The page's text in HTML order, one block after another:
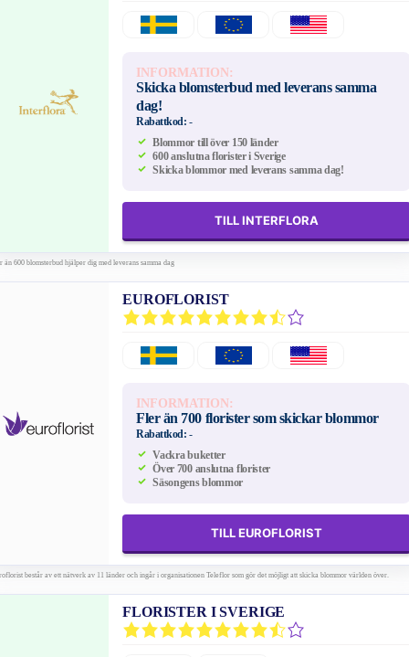
INFORMATION:
Skicka blomsterbud med leverans samma
dag!
Rabattkod: -
Blommor till över 150 länder
600 anslutna florister i Sverige
Skicka blommor med leverans samma dag!
TILL INTERFLORA
än 600 blomsterbud hjälper dig med leverans samma dag
EUROFLORIST
INFORMATION:
Fler än 700 florister som skickar blommor
Rabattkod: -
Vackra buketter
Över 700 anslutna florister
Säsongens blommor
TILL EUROFLORIST
består av ett nätverk av 11 länder och ingår i organisationen Teleflor som gör det möjligt att skicka blommor världen över.
FLORISTER I SVERIGE